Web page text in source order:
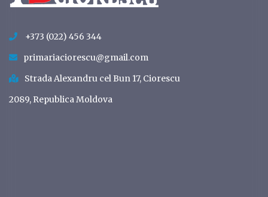
+373 (022) 456 344
primariaciorescu@gmail.com
Strada Alexandru cel Bun 17, Ciorescu
2089, Republica Moldova